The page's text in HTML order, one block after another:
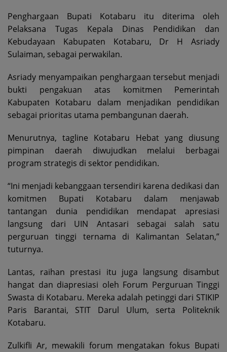
Penghargaan Bupati Kotabaru itu diterima oleh
Pelaksana Tugas Kepala Dinas Pendidikan dan
Kebudayaan Kabupaten Kotabaru, Dr H Asriady
Sulaiman, sebagai perwakilan.
Asriady menyampaikan penghargaan tersebut menjadi
bukti pengakuan atas komitmen Pemerintah
Kabupaten Kotabaru dalam menjadikan pendidikan
sebagai prioritas utama pembangunan daerah.
Menurutnya, tagline Kotabaru Hebat yang diusung
pimpinan daerah diwujudkan melalui berbagai
program strategis di sektor pendidikan.
“Ini menjadi kebanggaan tersendiri karena dedikasi dan
komitmen Bupati Kotabaru dalam menjawab
tantangan dunia pendidikan mendapat apresiasi
langsung dari UIN Antasari sebagai salah satu
perguruan tinggi ternama di Kalimantan Selatan,”
tuturnya.
Lantas, raihan prestasi itu juga langsung disambut
hangat dan diapresiasi oleh Forum Perguruan Tinggi
Swasta di Kotabaru. Mereka adalah petinggi dari STIKIP
Paris Barantai, STIT Darul Ulum, serta Politeknik
Kotabaru.
Zulkifli Ar, mewakili forum mengatakan fokus Bupati